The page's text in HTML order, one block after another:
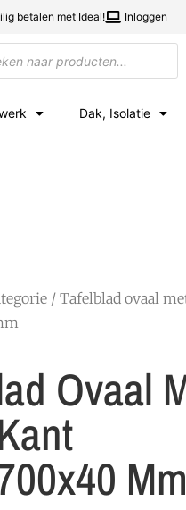
betalen met Ideal! Inloggen
Dak, Isolatie
/ Tafelblad ovaal
Ovaal
Mm